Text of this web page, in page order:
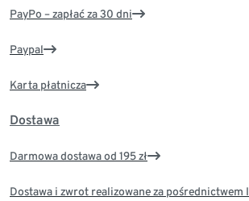
PayPo – zapłać za 30 dni
Paypal
Karta płatnicza
Dostawa
Darmowa dostawa od 195 zł
Dostawa i zwrot realizowane za pośrednictwem